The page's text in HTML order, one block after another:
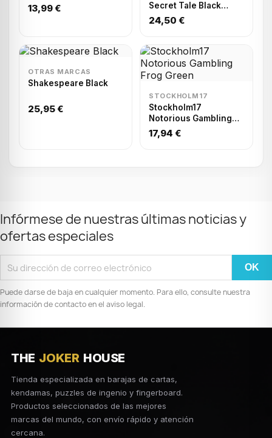
13,99 €
Secret Tale Black
Knight Playing Cards
24,50 €
OTRAS MARCAS
Shakespeare Black
25,95 €
STOCKHOLM17
Stockholm17
Notorious Gambling
Frog Green
17,94 €
Infórmese de nuestras últimas noticias y
ofertas especiales
Puede darse de baja en cualquier momento. Para ello, consulte nuestra
información de contacto en el aviso legal.
THE JOKER HOUSE
Tienda especializada en barajas de cartas,
kendamas, puzzles de ingenio y fingerboard.
Productos seleccionados de las mejores
marcas del mundo, con envío rápido y atención
cercana.